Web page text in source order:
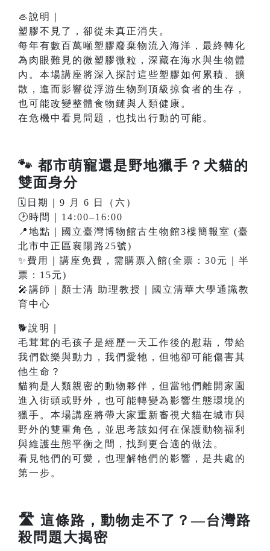
🦪說明｜
塑膠不見了，卻從未真正消失。
每年有數百萬噸塑膠廢棄物流入海洋，最終轉化
為肉眼難見的微塑膠微粒，深藏在海水與生物體
內。本場講座將深入探討這些塑膠如何累積、擴
散，進而影響從浮游生物到頂級掠食者的生存，
也可能改變整體食物鏈與人類健康。
在危機中看見問題，也找出行動的可能。
🐾 都市萌寵還是野地獵手？犬貓的
雙面身分
🗓️日期｜9 月 6 日（六）
🕑時間｜14:00–16:00
📍地點｜國立臺灣博物館古生物館3樓簡報室 (臺
北市中正區襄陽路25號)
✨費用｜講座免費，需購票入館(全票：30元｜半
票：15元)
🎤講師｜顏士清 助理教授｜國立清華大學通識教
育中心
🐕說明｜
毛茸茸的毛孩子是經歷一天工作後的慰藉，帶給
我們歡樂與動力，我們愛牠，但牠卻可能傷害其
他生命？
貓狗是人類親密的動物夥伴，但當牠們離開家園
進入街頭或野外，也可能轉變為影響生態環境的
獵手。本場講座將帶大家重新審視犬貓在城市與
野外的雙重角色，並思考該如何在保護動物福利
與維護生態平衡之間，找到更合適的做法。
看見牠們的可愛，也理解牠們的影響，是共處的
第一步。
🛣️ 這條路，動物走不了？—台灣路
殺問題大揭密